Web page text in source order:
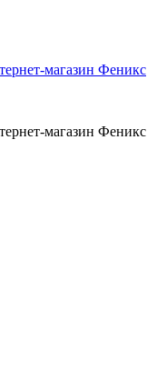
магазин Феникс
магазин Феникс